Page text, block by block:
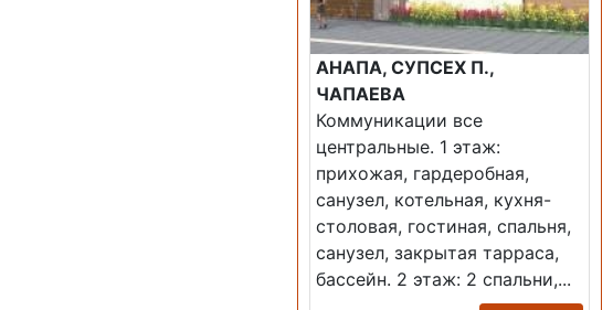
АНАПА, СУПСЕХ П.,
ЧАПАЕВА
Коммуникации все
центральные. 1 этаж:
прихожая, гардеробная,
санузел, котельная, кухня-
столовая, гостиная, спальня,
санузел, закрытая тарраса,
бассейн. 2 этаж: 2 спальни,...